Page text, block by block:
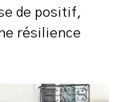
de positif,
résilience